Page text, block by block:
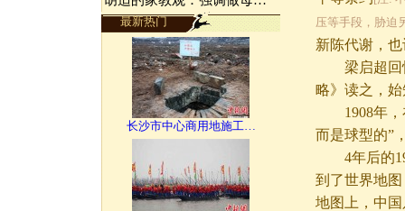
最新热门
长沙市中心商用地施工…
压等手段，胁迫
新陈代谢，
梁启超回忆
略》读之，
1908年，
而是球型的”
4年后的
到了世界地
地图上，中